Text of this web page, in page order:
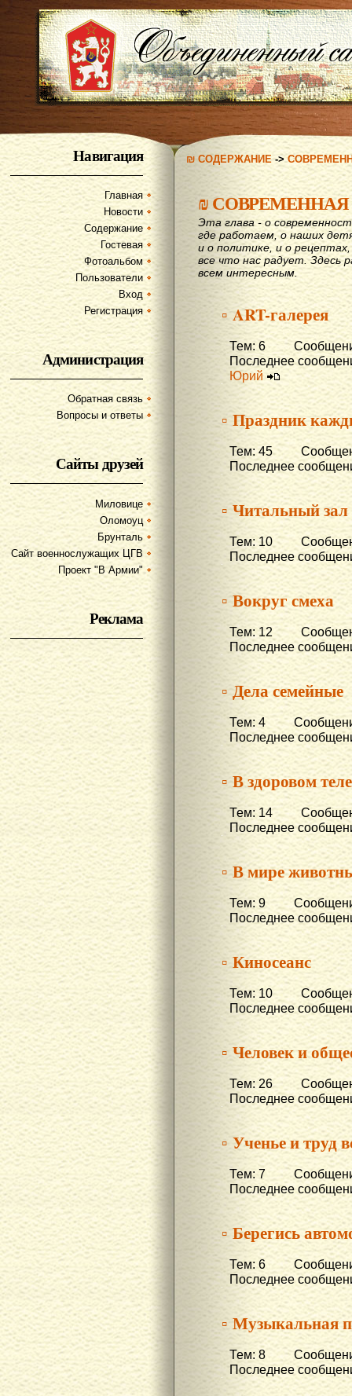
Навигация
Главная
Новости
Содержание
Гостевая
Фотоальбом
Пользователи
Вход
Регистрация
Администрация
Обратная связь
Вопросы и ответы
Сайты друзей
Миловице
Оломоуц
Брунталь
Сайт военнослужащих ЦГВ
Проект "В Армии"
Реклама
₪ СОДЕРЖАНИЕ->
₪СОВРЕМЕННАЯ
Эта глава - о
где работаем, о наших
и о политике, и о
все что нас радует. Здесь
всем интересным.
▫ ART-галерея
Тем: 6
Последнее
Юрий
▫ Праздник
Тем: 45
Последнее
▫ Читальный зал
Тем: 10
Последнее
▫ Вокруг смеха
Тем: 12
Последнее
▫ Дела семейные
Тем: 4
Последнее
▫ В здоровом
Тем: 14
Последнее
▫ В мире
Тем: 9
Последнее
▫ Киносеанс
Тем: 10
Последнее
▫ Человек и
Тем: 26
Последнее
▫ Ученье и труд
Тем: 7
Последнее
▫ Берегись
Тем: 6
Последнее
▫ Музыкальная
Тем: 8
Последнее